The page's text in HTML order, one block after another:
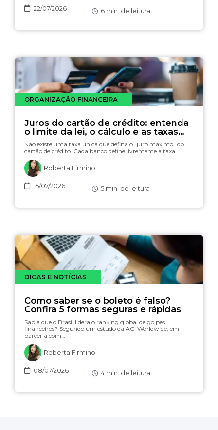
22/07/2026 6 min. de leitura
ORGANIZAÇÃO FINANCEIRA
Juros do cartão de crédito: entenda
o limite da lei, o cálculo e as taxas
(com simulador)
Não existe uma taxa única que defina o "juro máximo" do
cartão de crédito. Cada banco define livremente a taxa…
Roberta Firmino
15/07/2026 5 min. de leitura
DICAS E NOTÍCIAS
Como saber se o boleto é falso?
Confira 5 formas seguras e rápidas
Sabia que o Brasil lidera o ranking global de golpes
financeiros? Segundo um estudo da ACI Worldwide, em
parceria com…
Roberta Firmino
08/07/2026 4 min. de leitura